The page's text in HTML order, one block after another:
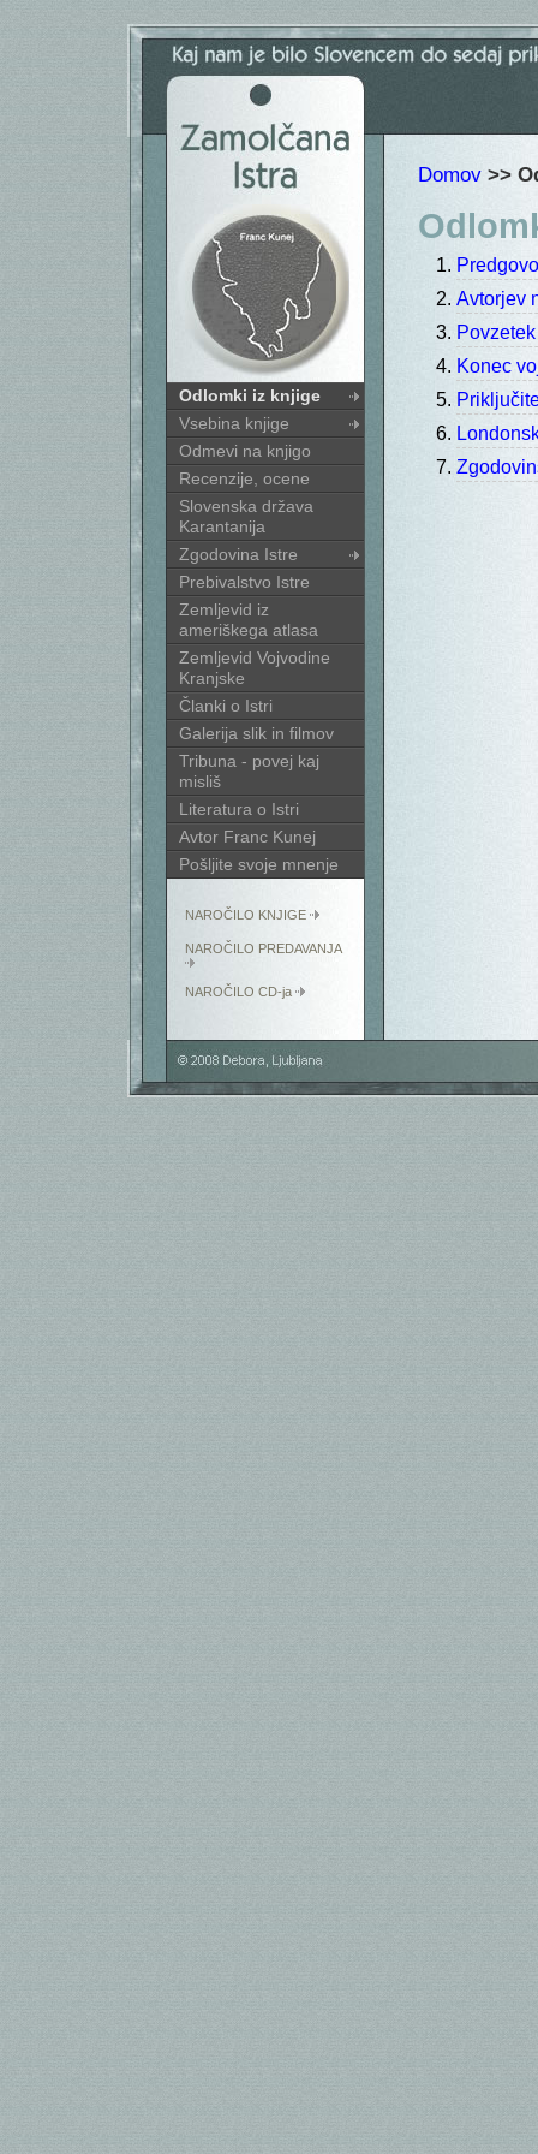
Domov >>
Avtorjev
Konec
Odlomki iz knjige
Vsebina knjige
Odmevi na knjigo
Recenzije, ocene
Slovenska država
Karantanija
Zgodovina Istre
Prebivalstvo Istre
Zemljevid iz
ameriškega atlasa
Zemljevid Vojvodine
Kranjske
Članki o Istri
Galerija slik in filmov
Tribuna - povej kaj
misliš
Literatura o Istri
Avtor Franc Kunej
Pošljite svoje mnenje
NAROČILO KNJIGE
NAROČILO PREDAVANJA
NAROČILO CD-ja